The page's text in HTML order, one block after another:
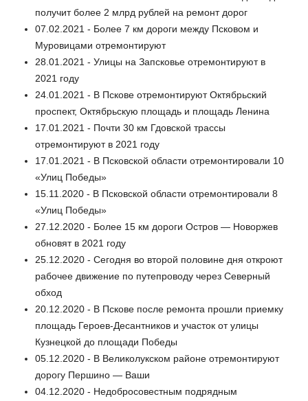
получит более 2 млрд рублей на ремонт дорог
07.02.2021 - Более 7 км дороги между Псковом и
Муровицами отремонтируют
28.01.2021 - Улицы на Запсковье отремонтируют в
2021 году
24.01.2021 - В Пскове отремонтируют Октябрьский
проспект, Октябрьскую площадь и площадь Ленина
17.01.2021 - Почти 30 км Гдовской трассы
отремонтируют в 2021 году
17.01.2021 - В Псковской области отремонтировали 10
«Улиц Победы»
15.11.2020 - В Псковской области отремонтировали 8
«Улиц Победы»
27.12.2020 - Более 15 км дороги Остров — Новоржев
обновят в 2021 году
25.12.2020 - Сегодня во второй половине дня откроют
рабочее движение по путепроводу через Северный
обход
20.12.2020 - В Пскове после ремонта прошли приемку
площадь Героев-Десантников и участок от улицы
Кузнецкой до площади Победы
05.12.2020 - В Великолукском районе отремонтируют
дорогу Першино — Ваши
04.12.2020 - Недобросовестным подрядным